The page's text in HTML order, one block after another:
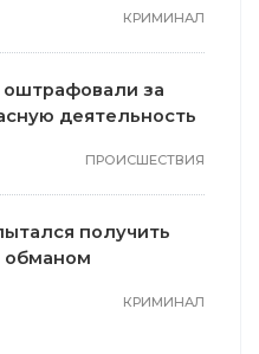
КРИМИНАЛ
за
деятельность
ПРОИСШЕСТВИЯ
получить
обманом
КРИМИНАЛ